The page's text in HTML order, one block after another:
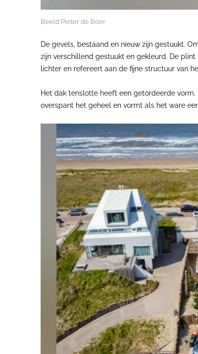
Beeld Pieter de Boer
De gevels, bestaand en nieuw zijn gestuukt.
zijn verschillend gestuukt en gekleurd. De
lichter en refereert aan de fijne structuur van
Het dak tenslotte heeft een getordeerde
overspant het geheel en vormt als het ware